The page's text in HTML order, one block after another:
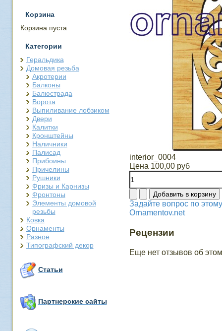
Корзина
Корзина пуста
Категории
Геральдика
Домовая резьба
Акротерии
Балконы
Балюстрада
Ворота
Выпиливание лобзиком
Двери
Калитки
Кронштейны
Наличники
Палисад
Прибоины
Причелины
Рушники
Фризы и Карнизы
Фронтоны
Элементы домовой
резьбы
Ковка
Орнаменты
Разное
Типографский декор
Статьи
Партнерские сайты
interior_0004
Цена 100,00 руб
Задайте вопрос по
Ornamentov.net
Рецензии
Еще нет отзывов об